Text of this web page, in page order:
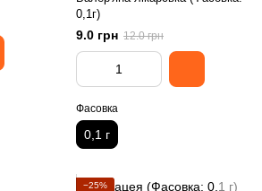
0,1г)
9.0 грн 12.0 грн
Фасовка
0,1 г
−25%